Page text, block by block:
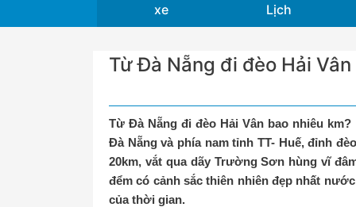
xe
Lịch
Từ Đà Nẵng đi đèo Hải
Từ Đà Nẵng đi đèo Hải Vân bao nhiêu
Đà Nẵng và phía nam tỉnh TT- Huế, đỉnh
20km, vắt qua dãy Trường Sơn hùng vĩ
đểm có cảnh sắc thiên nhiên đẹp nhất
của thời gian.